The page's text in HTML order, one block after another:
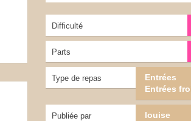
Difficulté
Parts
Type de repas
Entrées
Entrées
Publiée par louise